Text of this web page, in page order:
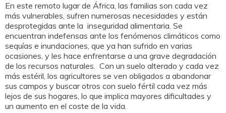
En este remoto lugar de África, las familias son cada vez
más vulnerables, sufren numerosas necesidades y están
desprotegidas ante la inseguridad alimentaria. Se
encuentran indefensas ante los fenómenos climáticos como
sequías e inundaciones, que ya han sufrido en varias
ocasiones, y les hace enfrentarse a una grave degradación
de los recursos naturales. Con un suelo alterado y cada vez
más estéril, los agricultores se ven obligados a abandonar
sus campos y buscar otros con suelo fértil cada vez más
lejos de sus hogares, lo que implica mayores dificultades y
un aumento en el coste de la vida.